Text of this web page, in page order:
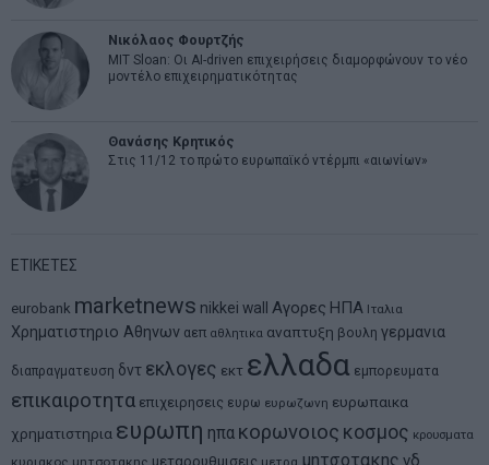
Νικόλαος Φουρτζής
MIT Sloan: Οι AI-driven επιχειρήσεις διαμορφώνουν το νέο
μοντέλο επιχειρηματικότητας
Θανάσης Κρητικός
Στις 11/12 το πρώτο ευρωπαϊκό ντέρμπι «αιωνίων»
ΕΤΙΚΕΤΕΣ
eurobank marketnews nikkei wall Αγορες ΗΠΑ Ιταλια
Χρηματιστηριο Αθηνων αεπ αθλητικα αναπτυξη βουλη γερμανια
διαπραγματευση δντ εκλογες εκτ ελλαδα εμπορευματα
επικαιροτητα επιχειρησεις ευρω ευρωζωνη ευρωπαικα
χρηματιστηρια ευρωπη ηπα κορωνοιος κοσμος κρουσματα
κυριακος μητσοτακης μεταρρυθμισεις μετρα μητσοτακης νδ